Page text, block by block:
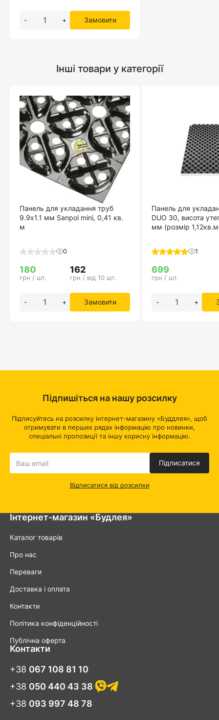
- + Замовити
Інші товари у категорії
Панель для укладання труб
9.9x1.1 мм Sanpol mini, 0,41 кв.
м
0
180
грн / шт.
162
грн / від 10 шт.
- + Замовити
Панель для
DUO 30, висота
мм (розмір
1
699
грн / шт.
- +
Інтернет-магазин «Будлея»
Каталог товарів
Про нас
Переваги
Доставка і оплата
Контакти
Політика конфіденційності
Публічна оферта
Контакти
+38 067 108 81 10
+38 050 440 43 38
+38 093 997 48 78
Підпишіться на нашу розсилку
Підписуйтесь на розсилку інтернет-магазину «Буддлея», щоб
отримувати в перших рядах інформацію про новинки,
спеціальні пропозиції та іншу корисну інформацію.
Підписатися
Відписатися від розсилки